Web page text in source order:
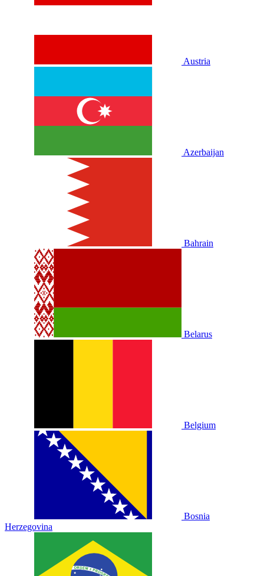
Austria
Azerbaijan
Bahrain
Belarus
Belgium
Bosnia
Herzegovina